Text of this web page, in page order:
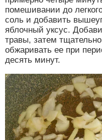
помешивании до
соль и добавить
яблочный уксус.
травы, затем
обжаривать ее при
десять минут.